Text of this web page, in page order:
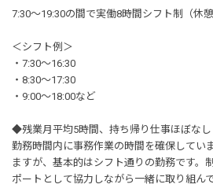
7:30～19:30の間で実働8時間シフト制（休憩
＜シフト例＞
・7:30～16:30
・8:30～17:30
・9:00～18:00など
◆残業月平均5時間、持ち帰り仕事ほぼなし
勤務時間内に事務作業の時間を確保してい
ますが、基本的はシフト通りの勤務です。
ポートとして協力しながら一緒に取り組んで